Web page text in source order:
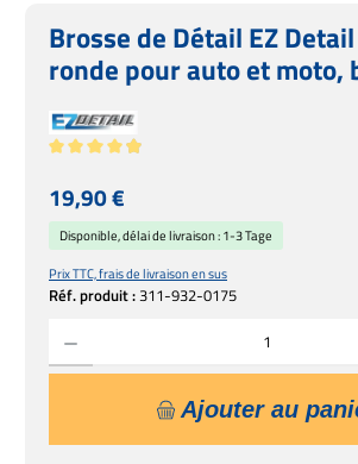
Brosse de Détail EZ
ronde pour auto et moto,
Prix régulier :
19,90 €
Prix TTC, frais de livraison en sus
Réf. produit :311-932-0175
Disponible, délai de livraison : 1-3 Tage
Ajouter au